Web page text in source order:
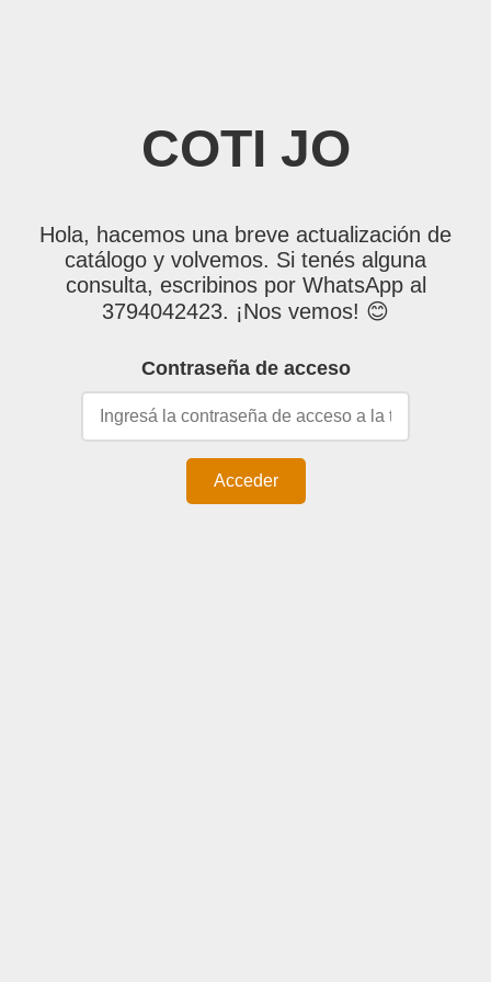
COTI JO
Hola, hacemos una breve actualización de
catálogo y volvemos. Si tenés alguna
consulta, escribinos por WhatsApp al
3794042423. ¡Nos vemos! 😊
Contraseña de acceso
Acceder